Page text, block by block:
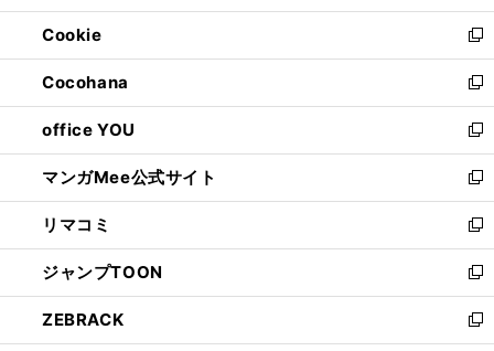
開
く
ウ
で
開
く
ン
ド
ウ
で
開
く
ウ
ィ
ン
ド
ウ
で
開
く
Cookie
新
し
い
ウ
ィ
ン
ド
ウ
で
開
く
Cocohana
新
し
い
ウ
ィ
ン
ド
ウ
で
開
く
office YOU
新
し
い
ウ
ィ
ン
ド
ウ
で
開
マンガMee公式サイト
新
し
い
ウ
ィ
ン
ド
ウ
リマコミ
新
し
い
ウ
ィ
ン
ジャンプTOON
新
し
い
ウ
ZEBRACK
新